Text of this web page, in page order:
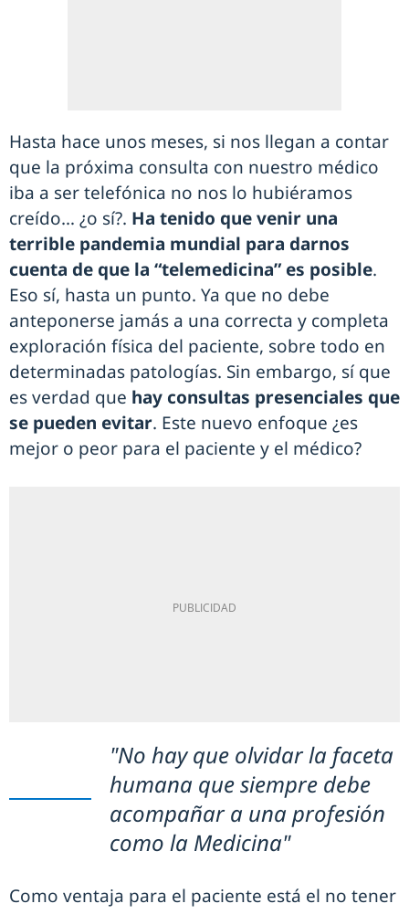
Hasta hace unos meses, si nos llegan a contar
que la próxima consulta con nuestro médico
iba a ser telefónica no nos lo hubiéramos
creído… ¿o sí?. Ha tenido que venir una
terrible pandemia mundial para darnos
cuenta de que la “telemedicina” es posible.
Eso sí, hasta un punto. Ya que no debe
anteponerse jamás a una correcta y completa
exploración física del paciente, sobre todo en
determinadas patologías. Sin embargo, sí que
es verdad que hay consultas presenciales que
se pueden evitar. Este nuevo enfoque ¿es
mejor o peor para el paciente y el médico?
"No hay que olvidar la faceta
humana que siempre debe
acompañar a una profesión
como la Medicina"
Como ventaja para el paciente está el no tener